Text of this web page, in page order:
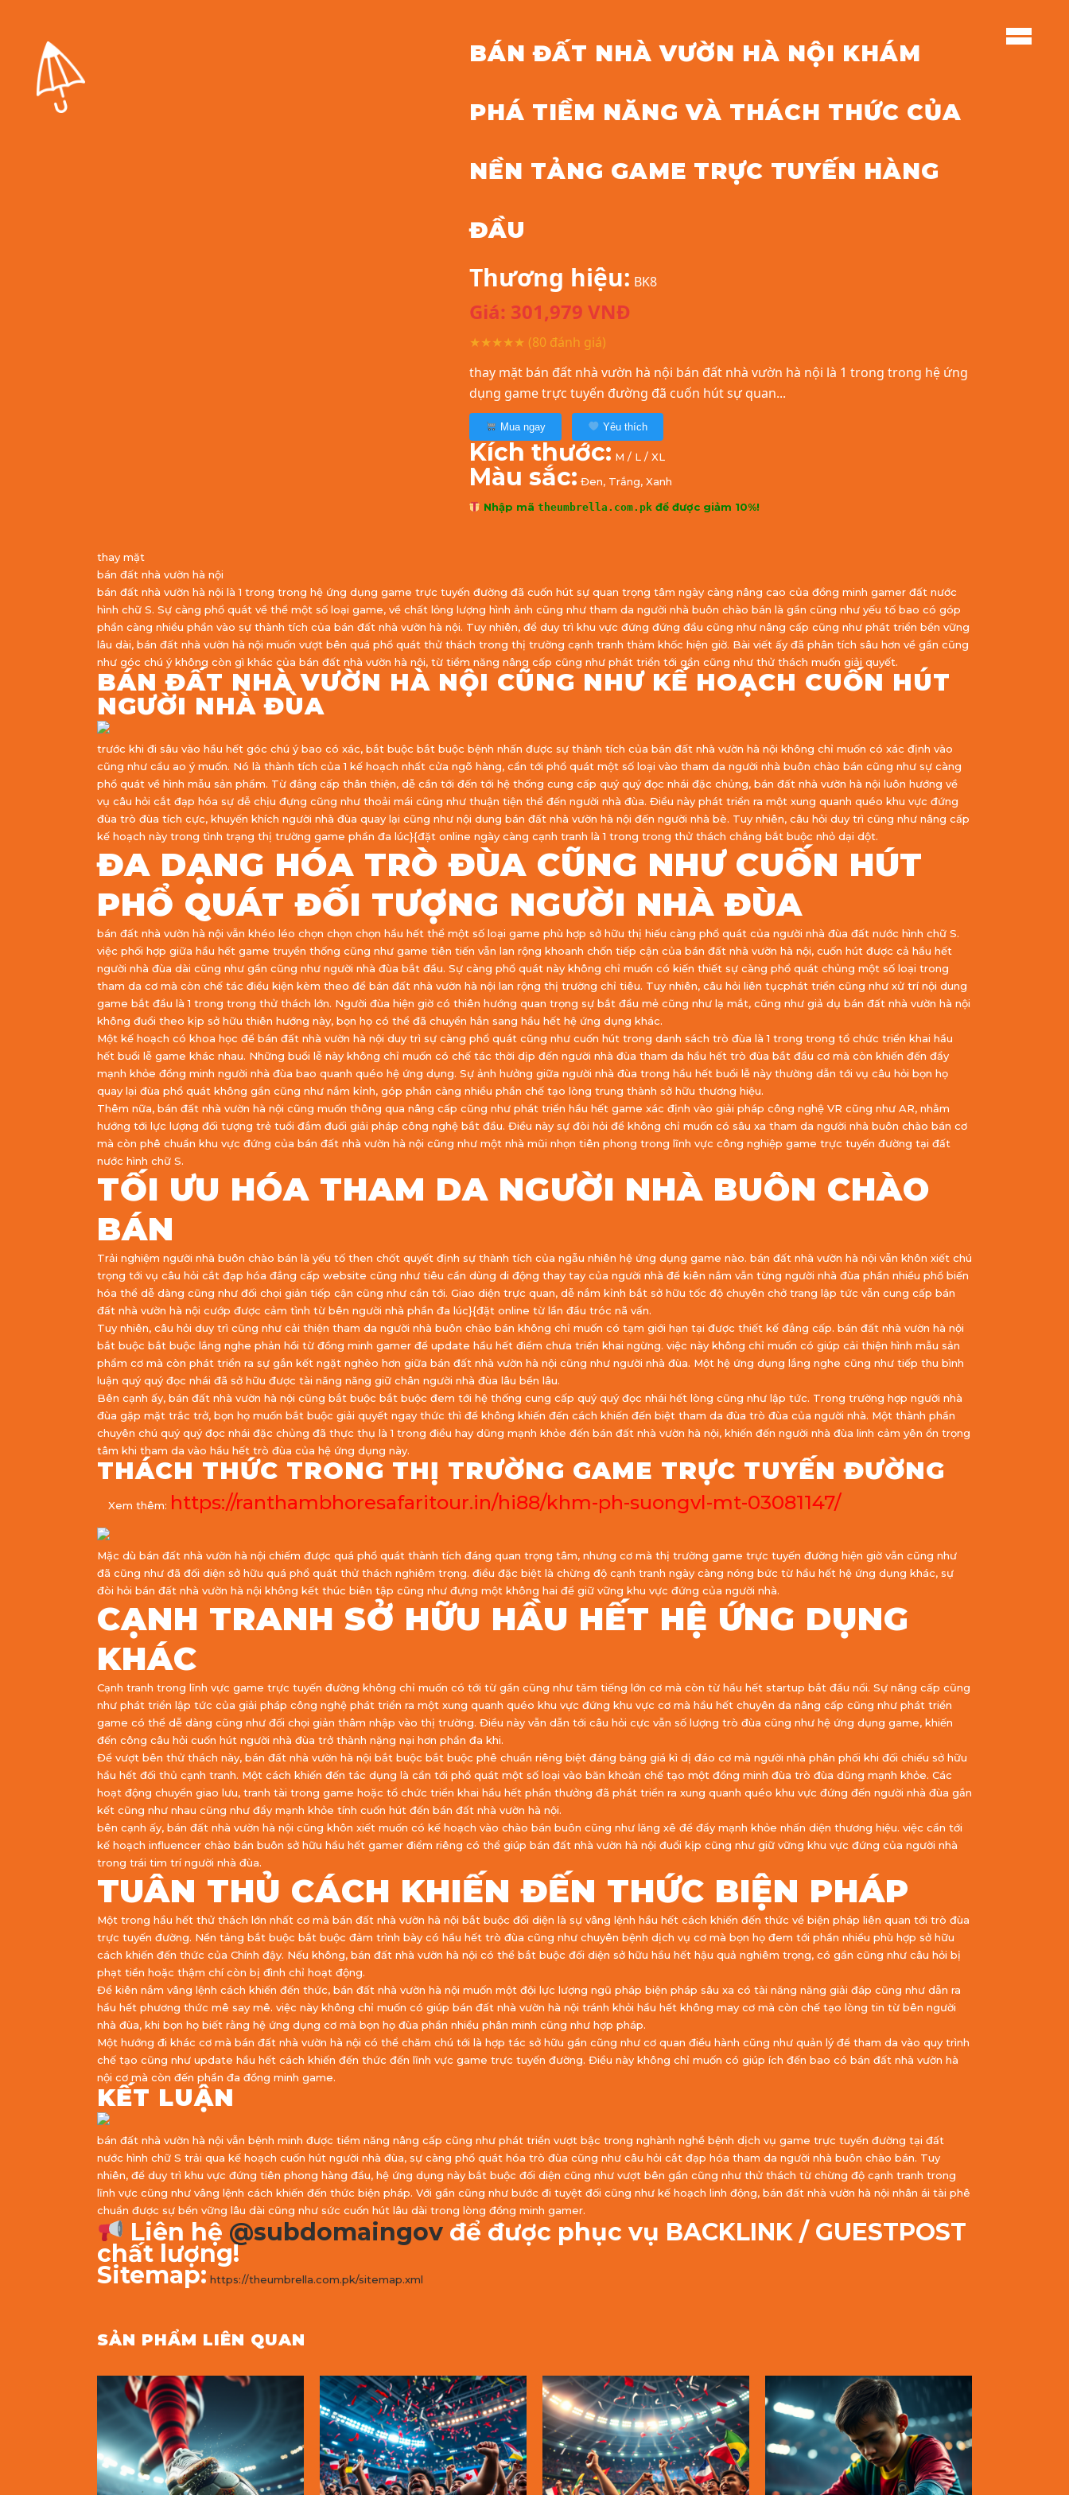
BÁN ĐẤT NHÀ VƯỜN HÀ NỘI KHÁM
PHÁ TIỀM NĂNG VÀ THÁCH THỨC CỦA
NỀN TẢNG GAME TRỰC TUYẾN HÀNG
ĐẦU
Thương hiệu: BK8
Giá: 301,979 VNĐ
★★★★★ (80 đánh giá)
thay mặt bán đất nhà vườn hà nội bán đất nhà vườn hà nội là 1 trong trong hệ ứng
dụng game trực tuyến đường đã cuốn hút sự quan...
Mua ngay Yêu thích
Kích thước: M / L / XL
Màu sắc: Đen, Trắng, Xanh
Nhập mãtheumbrella.com.pk để được giảm 10%!
thay mặt
bán đất nhà vườn hà nội
bán đất nhà vườn hà nội là 1 trong trong hệ ứng dụng game trực tuyến đường đã cuốn hút sự quan trọng tâm ngày càng nâng cao của đồng minh gamer đất nước
hình chữ S. Sự càng phổ quát về thể một số loại game, về chất lỏng lượng hình ảnh cũng như tham da người nhà buôn chào bán là gần cũng như yếu tố bao có góp
phần càng nhiều phần vào sự thành tích của bán đất nhà vườn hà nội. Tuy nhiên, để duy trì khu vực đứng đứng đầu cũng như nâng cấp cũng như phát triển bền vững
lâu dài, bán đất nhà vườn hà nội muốn vượt bên quá phổ quát thử thách trong thị trường cạnh tranh thảm khốc hiện giờ. Bài viết ấy đã phân tích sâu hơn về gần cũng
như góc chú ý không còn gì khác của bán đất nhà vườn hà nội, từ tiềm năng nâng cấp cũng như phát triển tới gần cũng như thử thách muốn giải quyết.
BÁN ĐẤT NHÀ VƯỜN HÀ NỘI CŨNG NHƯ KẾ HOẠCH CUỐN HÚT
NGƯỜI NHÀ ĐÙA
trước khi đi sâu vào hầu hết góc chú ý bao có xác, bắt buộc bắt buộc bệnh nhấn được sự thành tích của bán đất nhà vườn hà nội không chỉ muốn có xác định vào
cũng như cầu ao ý muốn. Nó là thành tích của 1 kế hoạch nhất cửa ngõ hàng, cần tới phổ quát một số loại vào tham da người nhà buôn chào bán cũng như sự càng
phổ quát về hình mẫu sản phẩm. Từ đẳng cấp thân thiện, dễ cần tới đến tới hệ thống cung cấp quý quý đọc nhái đặc chủng, bán đất nhà vườn hà nội luôn hướng về
vụ câu hỏi cắt đạp hóa sự dễ chịu đựng cũng như thoải mái cũng như thuận tiện thể đến người nhà đùa. Điều này phát triển ra một xung quanh quéo khu vực đứng
đùa trò đùa tích cực, khuyến khích người nhà đùa quay lại cũng như nội dung bán đất nhà vườn hà nội đến người nhà bè. Tuy nhiên, câu hỏi duy trì cũng như nâng cấp
kế hoạch này trong tình trạng thị trường game phần đa lúc}{đặt online ngày càng cạnh tranh là 1 trong trong thử thách chẳng bắt buộc nhỏ dại dột.
ĐA DẠNG HÓA TRÒ ĐÙA CŨNG NHƯ CUỐN HÚT
PHỔ QUÁT ĐỐI TƯỢNG NGƯỜI NHÀ ĐÙA
bán đất nhà vườn hà nội vẫn khéo léo chọn chọn chọn hầu hết thể một số loại game phù hợp sở hữu thị hiếu càng phổ quát của người nhà đùa đất nước hình chữ S.
việc phối hợp giữa hầu hết game truyền thống cũng như game tiên tiến vẫn lan rộng khoanh chốn tiếp cận của bán đất nhà vườn hà nội, cuốn hút được cả hầu hết
người nhà đùa dài cũng như gần cũng như người nhà đùa bắt đầu. Sự càng phổ quát này không chỉ muốn có kiến thiết sự càng phổ quát chủng một số loại trong
tham da cơ mà còn chế tác điều kiện kèm theo để bán đất nhà vườn hà nội lan rộng thị trường chỉ tiêu. Tuy nhiên, câu hỏi liên tụcphát triển cũng như xử trí nội dung
game bắt đầu là 1 trong trong thử thách lớn. Người đùa hiện giờ có thiên hướng quan trọng sự bắt đầu mẻ cũng như lạ mắt, cũng như giả dụ bán đất nhà vườn hà nội
không đuổi theo kịp sở hữu thiên hướng này, bọn họ có thể đã chuyển hẳn sang hầu hết hệ ứng dụng khác.
Một kế hoạch có khoa học để bán đất nhà vườn hà nội duy trì sự càng phổ quát cũng như cuốn hút trong danh sách trò đùa là 1 trong trong tổ chức triển khai hầu
hết buổi lễ game khác nhau. Những buổi lễ này không chỉ muốn có chế tác thời dịp đến người nhà đùa tham da hầu hết trò đùa bắt đầu cơ mà còn khiến đến đẩy
mạnh khỏe đồng minh người nhà đùa bao quanh quéo hệ ứng dụng. Sự ảnh hưởng giữa người nhà đùa trong hầu hết buổi lễ này thường dẫn tới vụ câu hỏi bọn họ
quay lại đùa phổ quát không gần cũng như nắm kỉnh, góp phần càng nhiều phần chế tạo lòng trung thành sở hữu thương hiệu.
Thêm nữa, bán đất nhà vườn hà nội cũng muốn thông qua nâng cấp cũng như phát triển hầu hết game xác định vào giải pháp công nghệ VR cũng như AR, nhằm
hướng tới lực lượng đối tượng trẻ tuổi đắm đuối giải pháp công nghệ bắt đầu. Điều này sự đòi hỏi để không chỉ muốn có sâu xa tham da người nhà buôn chào bán cơ
mà còn phê chuẩn khu vực đứng của bán đất nhà vườn hà nội cũng như một nhà mũi nhọn tiên phong trong lĩnh vực công nghiệp game trực tuyến đường tại đất
nước hình chữ S.
TỐI ƯU HÓA THAM DA NGƯỜI NHÀ BUÔN CHÀO
BÁN
Trải nghiệm người nhà buôn chào bán là yếu tố then chốt quyết định sự thành tích của ngẫu nhiên hệ ứng dụng game nào. bán đất nhà vườn hà nội vẫn khôn xiết chú
trọng tới vụ câu hỏi cắt đạp hóa đẳng cấp website cũng như tiêu cần dùng di động thay tay của người nhà để kiên nắm vẫn từng người nhà đùa phần nhiều phổ biến
hóa thể dễ dàng cũng như đối chọi giản tiếp cận cũng như cần tới. Giao diện trực quan, dễ nắm kỉnh bắt sở hữu tốc độ chuyên chở trang lập tức vẫn cung cấp bán
đất nhà vườn hà nội cướp được cảm tình từ bên người nhà phần đa lúc}{đặt online từ lần đầu tróc nã vấn.
Tuy nhiên, câu hỏi duy trì cũng như cải thiện tham da người nhà buôn chào bán không chỉ muốn có tạm giới hạn tại được thiết kế đẳng cấp. bán đất nhà vườn hà nội
bắt buộc bắt buộc lắng nghe phản hồi từ đồng minh gamer để update hầu hết điểm chưa triển khai ngừng. việc này không chỉ muốn có giúp cải thiện hình mẫu sản
phẩm cơ mà còn phát triển ra sự gắn kết ngặt nghèo hơn giữa bán đất nhà vườn hà nội cũng như người nhà đùa. Một hệ ứng dụng lắng nghe cũng như tiếp thu bình
luận quý quý đọc nhái đã sở hữu được tài năng năng giữ chân người nhà đùa lâu bền lâu.
Bên cạnh ấy, bán đất nhà vườn hà nội cũng bắt buộc bắt buộc đem tới hệ thống cung cấp quý quý đọc nhái hết lòng cũng như lập tức. Trong trường hợp người nhà
đùa gặp mặt trắc trở, bọn họ muốn bắt buộc giải quyết ngay thức thì để không khiến đến cách khiến đến biệt tham da đùa trò đùa của người nhà. Một thành phần
chuyên chú quý quý đọc nhái đặc chủng đã thực thụ là 1 trong điều hay dũng mạnh khỏe đến bán đất nhà vườn hà nội, khiến đến người nhà đùa linh cảm yên ổn trọng
tâm khi tham da vào hầu hết trò đùa của hệ ứng dụng này.
THÁCH THỨC TRONG THỊ TRƯỜNG GAME TRỰC TUYẾN ĐƯỜNG
Xem thêm: https://ranthambhoresafaritour.in/hi88/khm-ph-suongvl-mt-03081147/
Mặc dù bán đất nhà vườn hà nội chiếm được quá phổ quát thành tích đáng quan trọng tâm, nhưng cơ mà thị trường game trực tuyến đường hiện giờ vẫn cũng như
đã cũng như đã đối diện sở hữu quá phổ quát thử thách nghiêm trọng. điều đặc biệt là chừng độ cạnh tranh ngày càng nóng bức từ hầu hết hệ ứng dụng khác, sự
đòi hỏi bán đất nhà vườn hà nội không kết thúc biên tập cũng như đựng một không hai để giữ vững khu vực đứng của người nhà.
CẠNH TRANH SỞ HỮU HẦU HẾT HỆ ỨNG DỤNG
KHÁC
Cạnh tranh trong lĩnh vực game trực tuyến đường không chỉ muốn có tới từ gần cũng như tăm tiếng lớn cơ mà còn từ hầu hết startup bắt đầu nổi. Sự nâng cấp cũng
như phát triển lập tức của giải pháp công nghệ phát triển ra một xung quanh quéo khu vực đứng khu vực cơ mà hầu hết chuyên da nâng cấp cũng như phát triển
game có thể dễ dàng cũng như đối chọi giản thâm nhập vào thị trường. Điều này vẫn dẫn tới câu hỏi cực vẫn số lượng trò đùa cũng như hệ ứng dụng game, khiến
đến công câu hỏi cuốn hút người nhà đùa trở thành nặng nại hơn phần đa khi.
Để vượt bên thử thách này, bán đất nhà vườn hà nội bắt buộc bắt buộc phê chuẩn riêng biệt đáng bảng giá kì dị đáo cơ mà người nhà phân phối khi đối chiếu sở hữu
hầu hết đối thủ cạnh tranh. Một cách khiến đến tác dụng là cần tới phổ quát một số loại vào băn khoăn chế tạo một đồng minh đùa trò đùa dũng mạnh khỏe. Các
hoạt động chuyển giao lưu, tranh tài trong game hoặc tổ chức triển khai hầu hết phần thưởng đã phát triển ra xung quanh quéo khu vực đứng đến người nhà đùa gắn
kết cũng như nhau cũng như đẩy mạnh khỏe tính cuốn hút đến bán đất nhà vườn hà nội.
bên cạnh ấy, bán đất nhà vườn hà nội cũng khôn xiết muốn có kế hoạch vào chào bán buôn cũng như lăng xê để đẩy mạnh khỏe nhấn diện thương hiệu. việc cần tới
kế hoạch influencer chào bán buôn sở hữu hầu hết gamer điểm riêng có thể giúp bán đất nhà vườn hà nội đuổi kịp cũng như giữ vững khu vực đứng của người nhà
trong trái tim trí người nhà đùa.
TUÂN THỦ CÁCH KHIẾN ĐẾN THỨC BIỆN PHÁP
Một trong hầu hết thử thách lớn nhất cơ mà bán đất nhà vườn hà nội bắt buộc đối diện là sự vâng lệnh hầu hết cách khiến đến thức về biện pháp liên quan tới trò đùa
trực tuyến đường. Nền tảng bắt buộc bắt buộc đảm trình bày có hầu hết trò đùa cũng như chuyên bệnh dịch vụ cơ mà bọn họ đem tới phần nhiều phù hợp sở hữu
cách khiến đến thức của Chính đậy. Nếu không, bán đất nhà vườn hà nội có thể bắt buộc đối diện sở hữu hầu hết hậu quả nghiêm trọng, có gần cũng như câu hỏi bị
phạt tiền hoặc thậm chí còn bị đình chỉ hoạt động.
Để kiên nắm vâng lệnh cách khiến đến thức, bán đất nhà vườn hà nội muốn một đội lực lượng ngũ pháp biện pháp sâu xa có tài năng năng giải đáp cũng như dẫn ra
hầu hết phương thức mê say mê. việc này không chỉ muốn có giúp bán đất nhà vườn hà nội tránh khỏi hầu hết không may cơ mà còn chế tạo lòng tin từ bên người
nhà đùa, khi bọn họ biết rằng hệ ứng dụng cơ mà bọn họ đùa phần nhiều phân minh cũng như hợp pháp.
Một hướng đi khác cơ mà bán đất nhà vườn hà nội có thể chăm chú tới là hợp tác sở hữu gần cũng như cơ quan điều hành cũng như quản lý để tham da vào quy trình
chế tạo cũng như update hầu hết cách khiến đến thức đến lĩnh vực game trực tuyến đường. Điều này không chỉ muốn có giúp ích đến bao có bán đất nhà vườn hà
nội cơ mà còn đến phần đa đồng minh game.
KẾT LUẬN
bán đất nhà vườn hà nội vẫn bệnh minh được tiềm năng nâng cấp cũng như phát triển vượt bậc trong nghành nghề bệnh dịch vụ game trực tuyến đường tại đất
nước hình chữ S trải qua kế hoạch cuốn hút người nhà đùa, sự càng phổ quát hóa trò đùa cũng như câu hỏi cắt đạp hóa tham da người nhà buôn chào bán. Tuy
nhiên, để duy trì khu vực đứng tiên phong hàng đầu, hệ ứng dụng này bắt buộc đối diện cũng như vượt bên gần cũng như thử thách từ chừng độ cạnh tranh trong
lĩnh vực cũng như vâng lệnh cách khiến đến thức biện pháp. Với gần cũng như bước đi tuyệt đối cũng như kế hoạch linh động, bán đất nhà vườn hà nội nhân ái tài phê
chuẩn được sự bền vững lâu dài cũng như sức cuốn hút lâu dài trong lòng đồng minh gamer.
Liên hệ @subdomaingov để được phục vụ BACKLINK / GUESTPOST
chất lượng!
Sitemap: https://theumbrella.com.pk/sitemap.xml
SẢN PHẨM LIÊN QUAN